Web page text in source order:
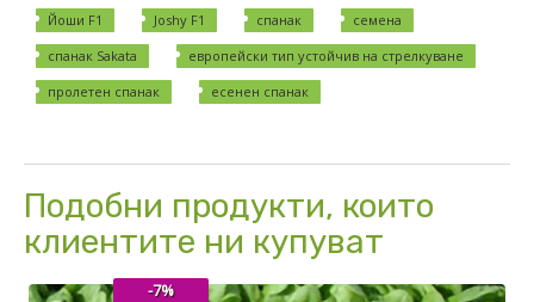
Йоши F1 Joshy F1 спанак
семена
спанак Sakata
европейски тип устойчив на стрелкуване
пролетен спанак
есенен спанак
Подобни продукти, които
клиентите ни купуват
-7%